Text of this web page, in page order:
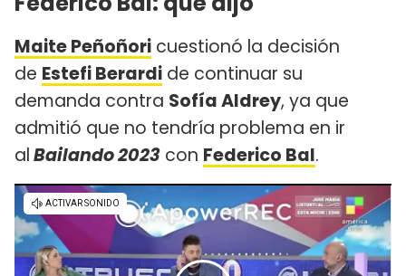
Maite Peñoñori cuestionó la decisión
de Estefi Berardi de continuar su
demanda contra Sofía Aldrey, ya que
admitió que no tendría problema en ir
alBailando 2023 con Federico Bal.